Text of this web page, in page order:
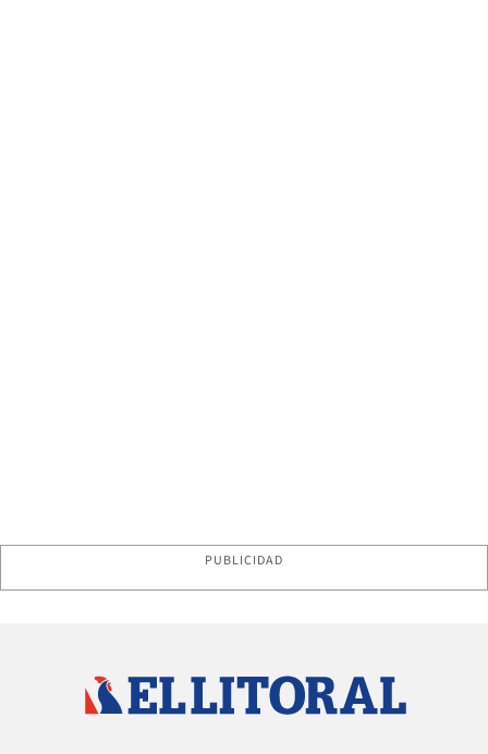
PUBLICIDAD